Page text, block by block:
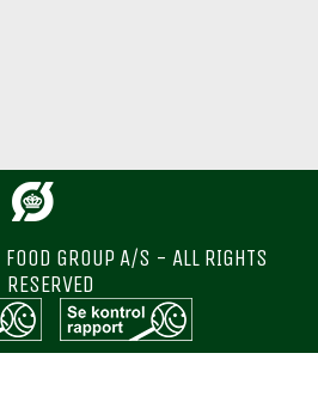
GROUP A/S - ALL RIGHTS
RESERVED